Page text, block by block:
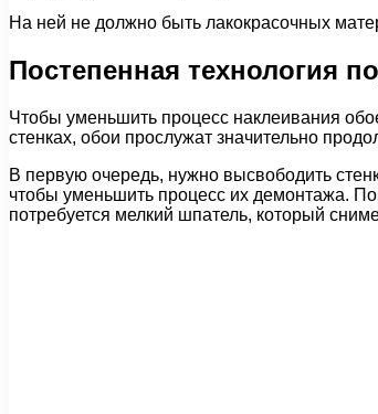
На ней не должно быть лакокрасочных
Постепенная технология
Чтобы уменьшить процесс наклеивания
стенках, обои прослужат значительно
В первую очередь, нужно высвободить
чтобы уменьшить процесс их демонтажа.
потребуется мелкий шпатель, который